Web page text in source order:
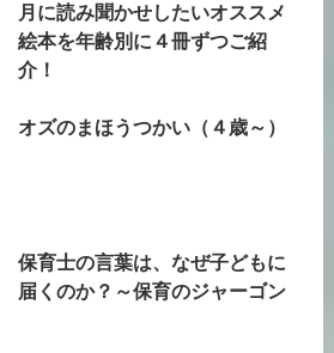
月に読み聞かせしたいオススメ
絵本を年齢別に４冊ずつご紹
介！
オズのまほうつかい（４歳～）
保育士の言葉は、なぜ子どもに
届くのか？～保育のジャーゴン